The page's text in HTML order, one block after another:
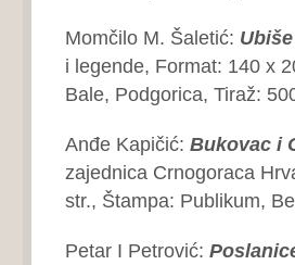
Momčilo M. Šaletić:
i legende, Format: 140 x
Bale, Podgorica, Tiraž:
Anđe Kapičić: Bukovac i
zajednica Crnogoraca
str., Štampa: Publikum,
Petar I Petrović: